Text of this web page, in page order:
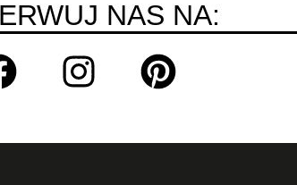
NAS NA: